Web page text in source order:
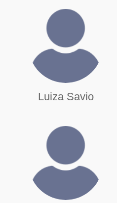
Luiza Savio